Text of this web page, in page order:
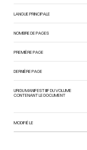
LANGUE PRINCIPALE
NOMBRE DE PAGES
PREMIÈRE PAGE
DERNIÈRE PAGE
URI DU MANIFEST IIIF DU VOLUME
CONTENANT LE DOCUMENT
MODIFIÉ LE